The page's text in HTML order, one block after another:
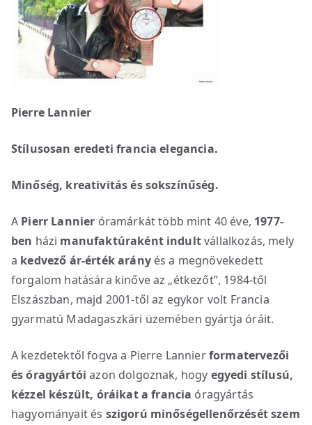
Pierre Lannier
Stílusosan eredeti francia elegancia.
Minőség, kreativitás és sokszínűség.
A Pierr Lannier óramárkát több mint 40 éve, 1977-
ben házi manufaktúraként indultvállalkozás, mely
a kedvező ár-érték arányés a megnövekedett
forgalom hatására kinőve az „étkezőt”, 1984-től
Elszászban, majd 2001-től az egykor volt Francia
gyarmatú Madagaszkári üzemében gyártja óráit.
A kezdetektől fogva a Pierre Lannierformatervezői
és óragyártói azon dolgoznak, hogy egyedi stílusú,
kézzel készült, óráikata francia óragyártás
hagyományait és szigorú minőségellenőrzését szem